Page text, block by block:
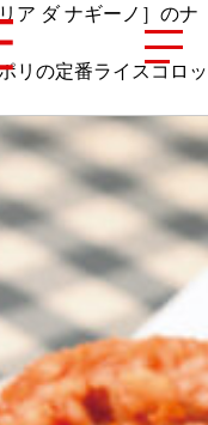
ア ダ ナギーノ］のナ
リの定番ライスコロッ